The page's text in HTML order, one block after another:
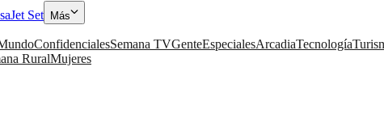
Jet Set Más
ConfidencialesSemana TVGenteEspecialesArcadiaTecnología
RuralMujeres